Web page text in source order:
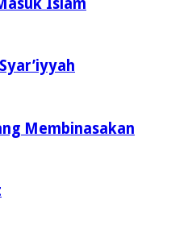
Islam
Membinasakan